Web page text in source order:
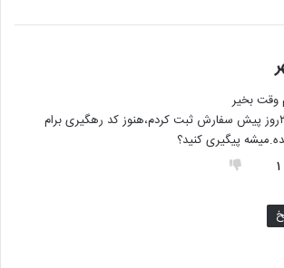
ت
:
وقت بخير
من ٢روز پيش سفارش ثبت كردم،هنوز كد رهگيرى برام
پيگيرى كنيد؟
1